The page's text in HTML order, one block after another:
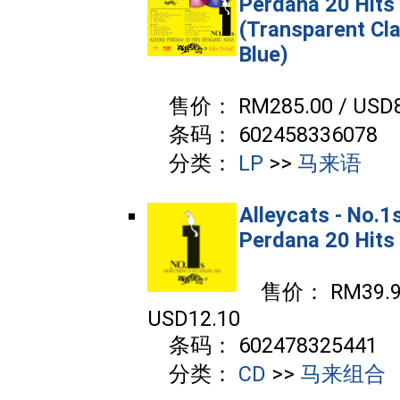
(Transparent
Blue)
售价： RM285.00 /
条码： 602458336078
分类： LP >> 马来语
Alleycats -
Perdana 20 Hits
售价：
USD12.10
条码： 602478325441
分类： CD >> 马来组合